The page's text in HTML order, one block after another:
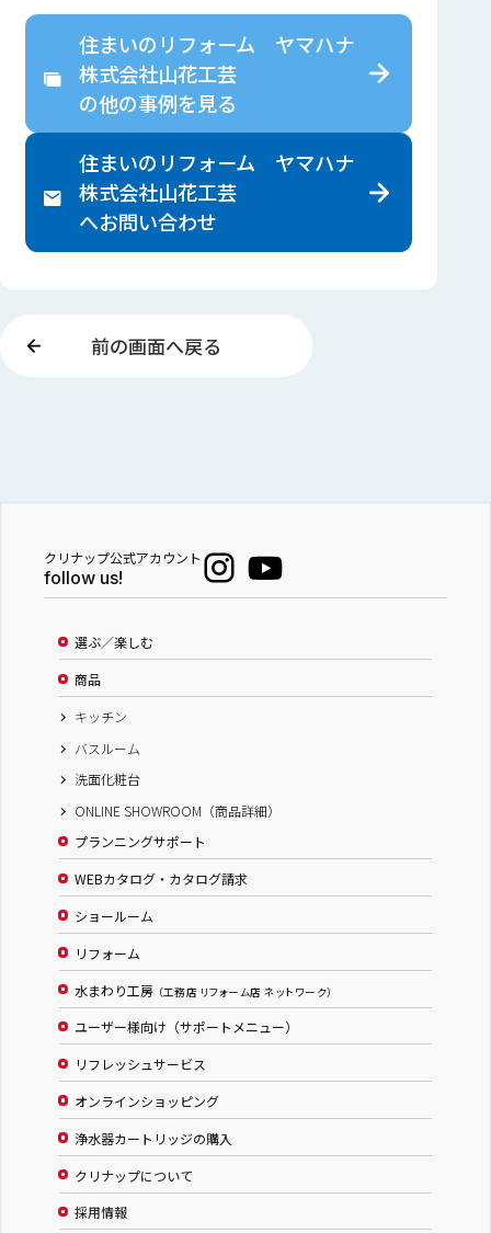
住まいのリフォーム ヤマハナ
株式会社山花工芸
の他の事例を見る
住まいのリフォーム ヤマハナ
株式会社山花工芸
へお問い合わせ
前の画面へ戻る
クリナップ公式アカウント
follow us!
選ぶ／楽しむ
商品
キッチン
バスルーム
洗面化粧台
ONLINE SHOWROOM（商品詳細）
プランニングサポート
WEBカタログ・カタログ請求
ショールーム
リフォーム
水まわり工房 （工務店 リフォーム店 ネットワーク）
ユーザー様向け（サポートメニュー）
リフレッシュサービス
オンラインショッピング
浄水器カートリッジの購入
クリナップについて
採用情報